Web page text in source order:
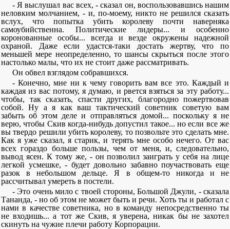
- Я выслушал вас всех, - сказал он, воспользовавшись нашим
неловким молчанием, - и, по-моему, никто не решился сказать
вслух, что попытка убить королеву почти наверняка
самоубийственна. Политические лидеры... и особенно
коронованные особы... всегда и везде окружены надежной
охраной. Даже если удастся-таки достать жертву, что по
меньшей мере неопределенно, то шансы скрыться после этого
настолько малы, что их не стоит даже рассматривать.
Он обвел взглядом собравшихся.
- Конечно, мне ни к чему говорить вам все это. Каждый и
каждая из вас потому, я думаю, и рвется взяться за эту работу...
чтобы, так сказать, спасти других, благородно пожертвовав
собой. Ну а я как ваш тактический советник советую вам
забыть об этом деле и отправляться домой... поскольку я не
верю, чтобы Скив когда-нибудь допустил такое... но если все же
вы твердо решили убить королеву, то позвольте это сделать мне.
Как я уже сказал, я старик, и терять мне особо нечего. От вас
всех гораздо больше пользы, чем от меня, и, следовательно,
вывод ясен. К тому же, - он позволил заиграть у себя на лице
легкой усмешке, - будет довольно забавно поучаствовать еще
разок в небольшом дельце. Я в общем-то никогда и не
рассчитывал умереть в постели.
- Это очень мило с твоей стороны, Большой Джули, - сказала
Тананда, - но об этом не может быть и речи. Хоть ты и работал с
нами в качестве советника, но в команду непосредственно ты
не входишь... а тот же Скив, я уверена, никак бы не захотел
скинуть на чужие плечи работу Корпорации.